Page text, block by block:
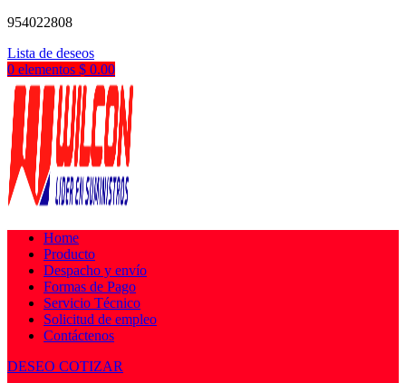
954022808
Lista de deseos
0 elementos $ 0.00
Home
Producto
Despacho y envío
Formas de Pago
Servicio Técnico
Solicitud de empleo
Contáctenos
DESEO COTIZAR